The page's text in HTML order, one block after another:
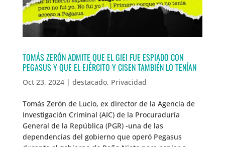
TOMÁS ZERÓN ADMITE QUE EL GIEI FUE ESPIADO CON
PEGASUS Y QUE EL EJÉRCITO Y CISEN TAMBIÉN LO TENÍAN
Oct 23, 2024| destacado, Privacidad
Tomás Zerón de Lucio, ex director de la Agencia de
Investigación Criminal (AIC) de la Procuraduría
General de la República (PGR) -una de las
dependencias del gobierno que operó Pegasus